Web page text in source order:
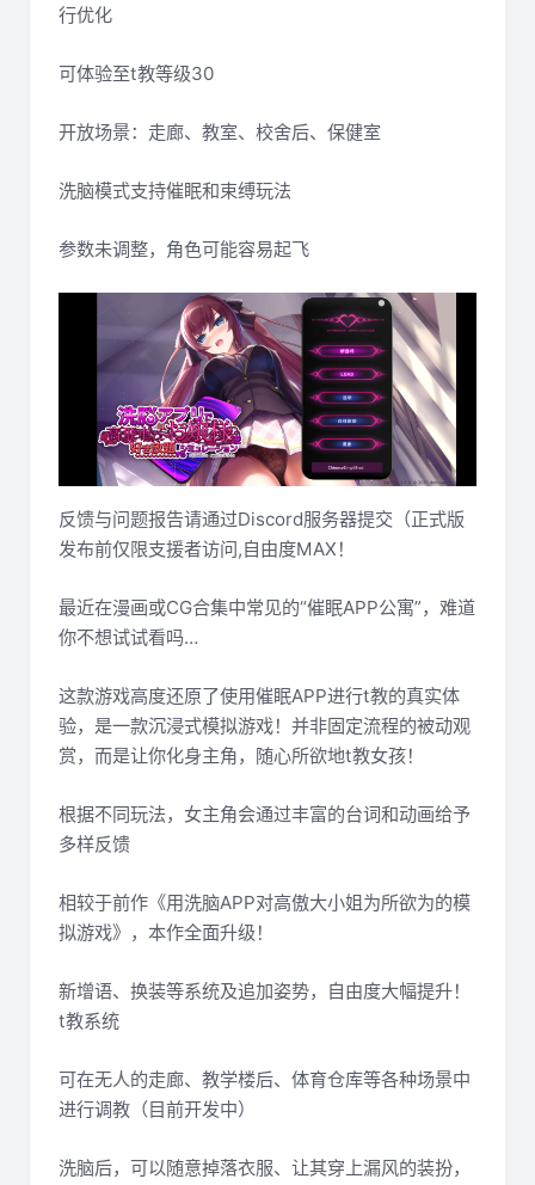
行优化
可体验至t教等级30
开放场景：走廊、教室、校舍后、保健室
洗脑模式支持催眠和束缚玩法
参数未调整，角色可能容易起飞
反馈与问题报告请通过Discord服务器提交（正式版
发布前仅限支援者访问,自由度MAX！
最近在漫画或CG合集中常见的“催眠APP公寓”，难道
你不想试试看吗…
这款游戏高度还原了使用催眠APP进行t教的真实体
验，是一款沉浸式模拟游戏！并非固定流程的被动观
赏，而是让你化身主角，随心所欲地t教女孩！
根据不同玩法，女主角会通过丰富的台词和动画给予
多样反馈
相较于前作《用洗脑APP对高傲大小姐为所欲为的模
拟游戏》，本作全面升级！
新增语、换装等系统及追加姿势，自由度大幅提升！
t教系统
可在无人的走廊、教学楼后、体育仓库等各种场景中
进行调教（目前开发中）
洗脑后，可以随意掉落衣服、让其穿上漏风的装扮，